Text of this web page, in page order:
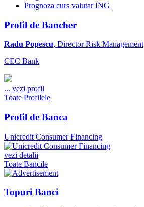
Prognoza curs valutar ING
Profil de Bancher
Radu Popescu, Director Risk Management
CEC Bank
... vezi profil
Toate Profilele
Profil de Banca
Unicredit Consumer Financing
vezi detalii
Toate Bancile
Topuri Banci